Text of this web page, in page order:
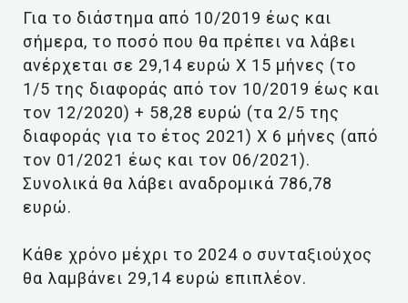
Για το διάστημα από 10/2019 έως και
σήμερα, το ποσό που θα πρέπει να λάβει
ανέρχεται σε 29,14 ευρώ Χ 15 μήνες (το
1/5 της διαφοράς από τον 10/2019 έως και
τον 12/2020) + 58,28 ευρώ (τα 2/5 της
διαφοράς για το έτος 2021) Χ 6 μήνες (από
τον 01/2021 έως και τον 06/2021).
Συνολικά θα λάβει αναδρομικά 786,78
ευρώ.
Κάθε χρόνο μέχρι το 2024 ο συνταξιούχος
θα λαμβάνει 29,14 ευρώ επιπλέον.